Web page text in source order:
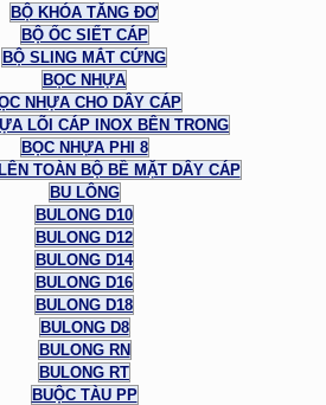
BỘ KHÓA TĂNG ĐƠ
BỘ ỐC SIẾT CÁP
BỘ SLING MẮT CỨNG
BỌC NHỰA
NHỰA CHO DÂY CÁP
LÕI CÁP INOX BÊN TRONG
BỌC NHỰA PHI 8
TOÀN BỘ BỀ MẶT DÂY CÁP
BU LÔNG
BULONG D10
BULONG D12
BULONG D14
BULONG D16
BULONG D18
BULONG D8
BULONG RN
BULONG RT
BUỘC TÀU PP